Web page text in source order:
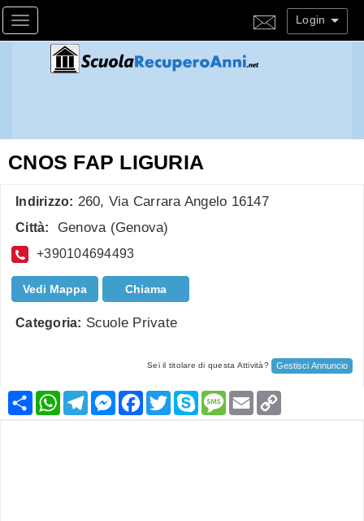
Toggle navigation Login
CNOS FAP LIGURIA
Indirizzo: 260, Via Carrara Angelo 16147
Città: Genova (Genova)
+390104694493
Vedi Mappa Chiama
Categoria: Scuole Private
Sei il titolare di questa Attività? Gestisci Annuncio
CondividiWhatsApp
TelegramMessenger
Facebook
TwitterSkypeMessage
Email